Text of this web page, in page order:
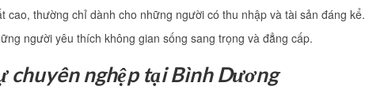
thường chỉ dành cho những người có thu nhập và tài sản đáng kể.
người yêu thích không gian sống sang trọng và đẳng cấp.
chuyên nghệp tại Bình Dương